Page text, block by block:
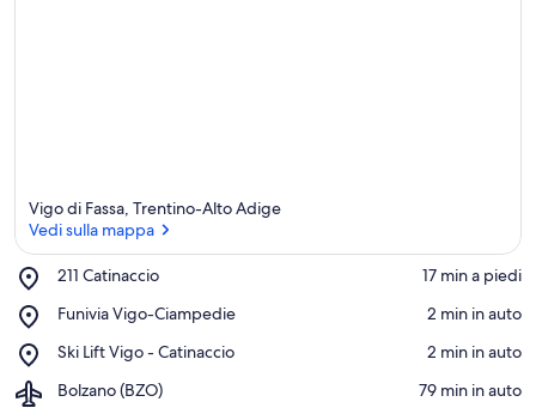
Vigo di Fassa, Trentino-Alto Adige
Vedi sulla mappa
211 Catinaccio
Place,
Catinaccio
‪17 min a piedi‬
Funivia Vigo-Ciampedie
Place,
Vigo-
‪2 min in auto‬
Ski Lift Vigo - Catinaccio
Place,
Lift
‪2 min in auto‬
Bolzano (BZO)
Airport,
‪79 min in auto‬